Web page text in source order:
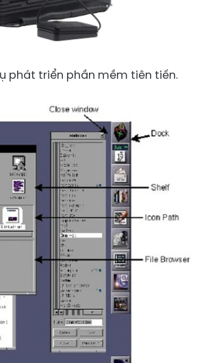
phát triển phần mềm tiên tiến.